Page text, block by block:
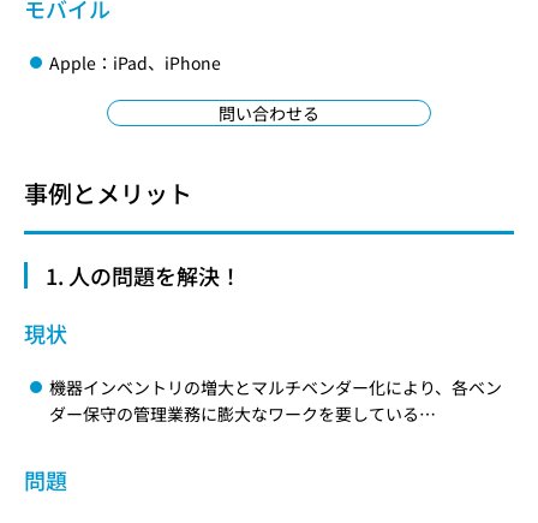
モバイル
Apple：iPad、iPhone
問い合わせる
事例とメリット
1. 人の問題を解決！
現状
機器インベントリの増大とマルチベンダー化により、各ベン
ダー保守の管理業務に膨大なワークを要している…
問題